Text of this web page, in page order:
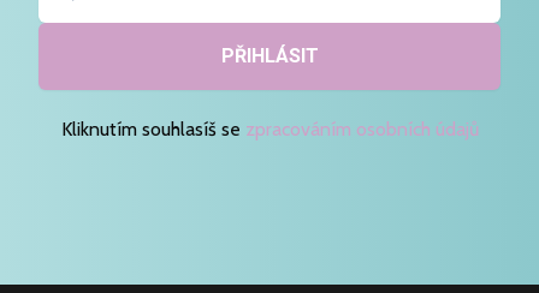
PŘIHLÁSIT
Kliknutím souhlasíš se zpracováním osobních údajů